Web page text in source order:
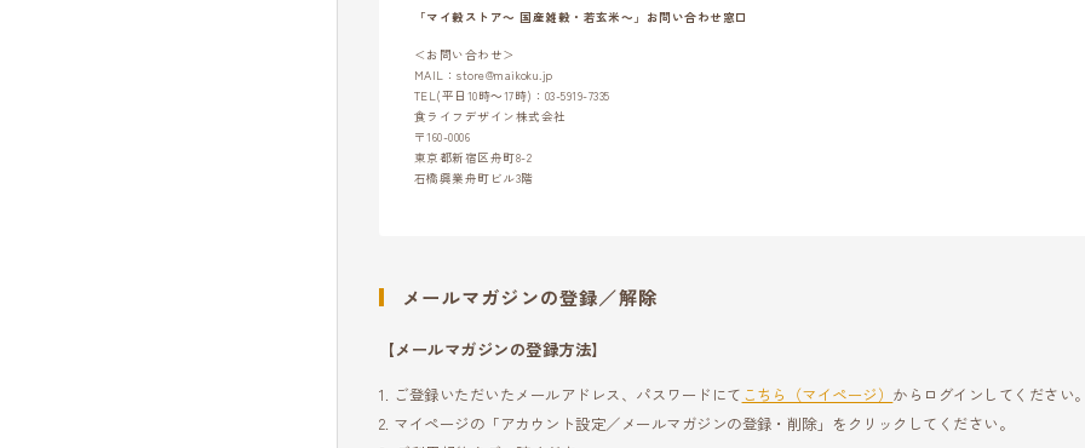
「マイ穀ストア～ 国産雑穀・若玄米～」お問い合わせ窓口
＜お問い合わせ＞
MAIL：store@maikoku.jp
TEL(平日10時～17時)：03-5919-7335
食ライフデザイン株式会社
〒160-0006
東京都新宿区舟町8-2
石橋興業舟町ビル3階
メールマガジンの登録／解除
【メールマガジンの登録方法】
ご登録いただいたメールアドレス、パスワードにて こちら（マイページ） からログインしてください。
マイページの「アカウント設定／メールマガジンの登録・削除」をクリックしてください。